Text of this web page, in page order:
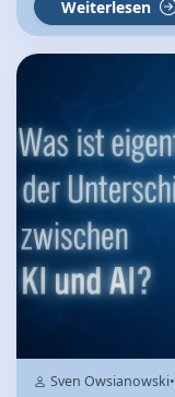
Weiterlesen
Sven Owsianowski•